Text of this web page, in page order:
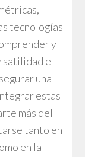
tecnologías
y
e
una
estas
más del
tanto en
en la